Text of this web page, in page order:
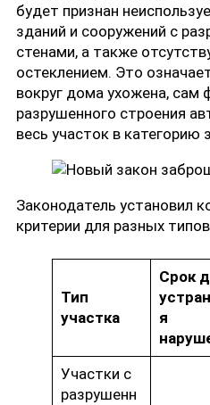
будет признан
зданий и сооружений с
стенами, а также
остеклением. Это
вокруг дома ухожена, сам
разрушенного строения
весь участок в категорию
Законодатель установил
критерии для разных
Тип
участка
Срок
я
Участки с
разрушенн